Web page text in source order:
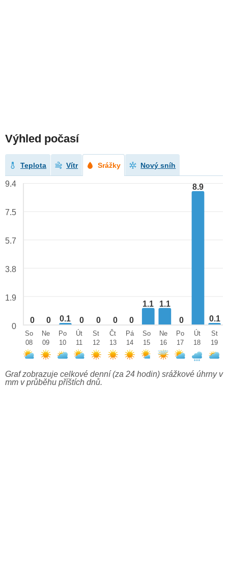
Výhled počasí
Teplota Vítr Srážky Nový sníh
0 0 0.1 0 0 0 0
1.1 1.1
0
8.9
0.1
9.4
7.5
5.7
3.8
1.9
0
So
08
Ne
09
Po
10
Út
11
St
12
Čt
13
Pá
14
So
15
Ne
16
Po
17
Út
18
St
19
Graf zobrazuje celkové denní (za 24 hodin) srážkové úhrny v
mm v průběhu příštích dnů.